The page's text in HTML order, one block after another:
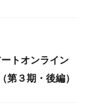
ートオンライン
第３期・後編）